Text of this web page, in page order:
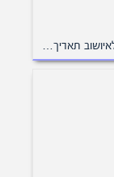
תאריך…